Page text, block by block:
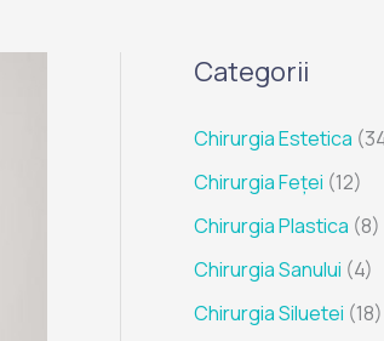
Categorii
Chirurgia Estetica
Chirurgia Feței (12)
Chirurgia Plastica (8)
Chirurgia Sanului (4)
Chirurgia Siluetei (18)